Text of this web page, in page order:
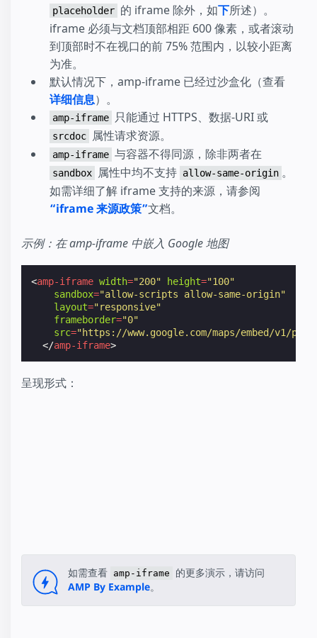
placeholder 的 iframe 除外，如下所述）。
iframe 必须与文档顶部相距 600 像素，或者滚动
到顶部时不在视口的前 75% 范围内，以较小距离
为准。
默认情况下，amp-iframe 已经过沙盒化（查看
详细信息）。
amp-iframe 只能通过 HTTPS、数据-URI 或
srcdoc 属性请求资源。
amp-iframe 与容器不得同源，除非两者在
sandbox 属性中均不支持 allow-same-origin 。
如需详细了解 iframe 支持的来源，请参阅
“iframe 来源政策”文档。
示例：在 amp-iframe 中嵌入 Google 地图
<amp-iframe width="200" height="100"
sandbox="allow-scripts allow-same-origin"
layout="responsive"
frameborder="0"
src="https://www.google.com/maps/embed/v1/
</amp-iframe>
呈现形式：
如需查看 amp-iframe
的更多演示，请访问
AMP By Example。